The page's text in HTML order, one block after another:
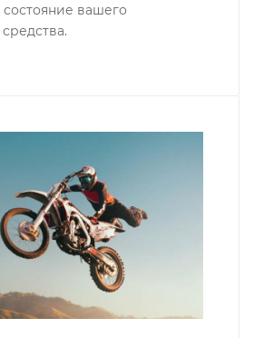
состояние вашего